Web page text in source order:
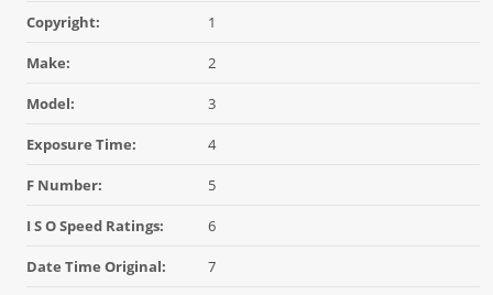
Copyright: 1
Make: 2
Model: 3
Exposure Time: 4
F Number: 5
I S O Speed Ratings: 6
Date Time Original: 7